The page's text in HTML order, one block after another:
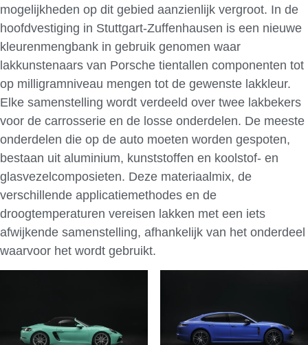
mogelijkheden op dit gebied aanzienlijk vergroot. In de
hoofdvestiging in Stuttgart-Zuffenhausen is een nieuwe
kleurenmengbank in gebruik genomen waar
lakkunstenaars van Porsche tientallen componenten tot
op milligramniveau mengen tot de gewenste lakkleur.
Elke samenstelling wordt verdeeld over twee lakbekers
voor de carrosserie en de losse onderdelen. De meeste
onderdelen die op de auto moeten worden gespoten,
bestaan ​​uit aluminium, kunststoffen en koolstof- en
glasvezelcomposieten. Deze materiaalmix, de
verschillende applicatiemethodes en de
droogtemperaturen vereisen lakken met een iets
afwijkende samenstelling, afhankelijk van het onderdeel
waarvoor het wordt gebruikt.